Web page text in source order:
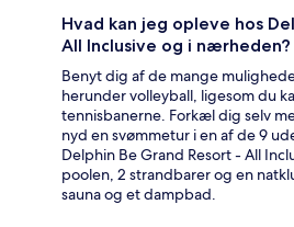
Hvad kan jeg opleve hos
All Inclusive og i nærheden?
Benyt dig af de mange
herunder volleyball, ligesom du
tennisbanerne. Forkæl dig selv
nyd en svømmetur i en af de 9
Delphin Be Grand Resort - All
poolen, 2 strandbarer og en
sauna og et dampbad.